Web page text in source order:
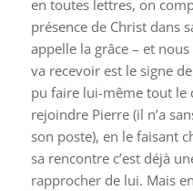
en toutes lettres, on
présence de Christ dans
appelle la grâce – et
va recevoir est le signe
pu faire lui-même tout le
rejoindre Pierre (il n’a
son poste), en le faisant
sa rencontre c’est déjà
rapprocher de lui. Mais